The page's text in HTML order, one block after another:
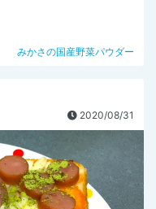
みかさの国産野菜パウダー
2020/08/31